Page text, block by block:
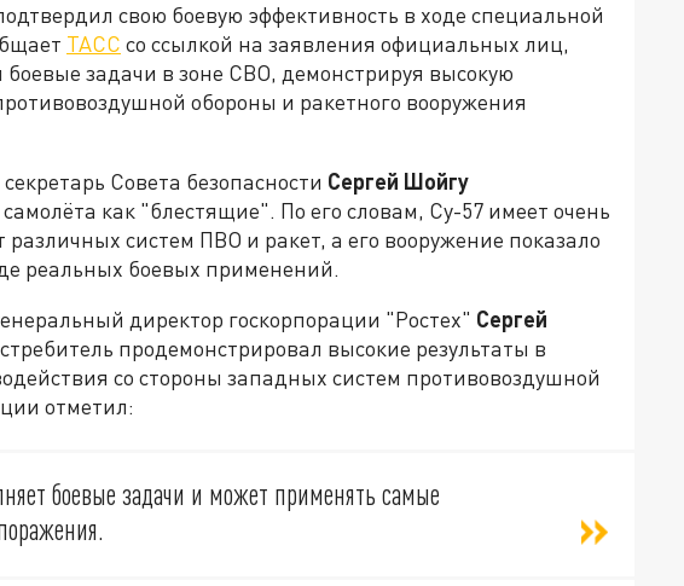
свою боевую эффективность в ходе специальной
ТАСС со ссылкой на заявления официальных лиц,
задачи в зоне СВО, демонстрируя высокую
обороны и ракетного вооружения
Совета безопасности Сергей Шойгу
как "блестящие". По его словам, Су-57 имеет очень
систем ПВО и ракет, а его вооружение показало
реальных боевых применений.
директор госкорпорации "Ростех" Сергей
продемонстрировал высокие результаты в
со стороны западных систем противовоздушной
отметил:
боевые задачи и может применять самые